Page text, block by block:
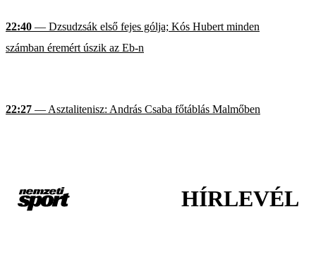
22:40 — Dzsudzsák első fejes gólja; Kós Hubert minden
számban éremért úszik az Eb-n
22:27 — Asztalitenisz: András Csaba főtáblás Malmőben
HÍRLEVÉL